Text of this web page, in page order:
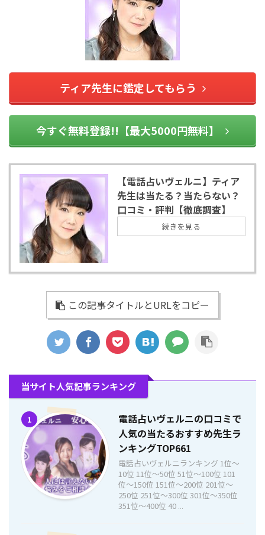
ティア先生に鑑定してもらう
今すぐ無料登録!!【最大5000円無料】
【電話占いヴェルニ】ティア
先生は当たる？当たらない？
口コミ・評判【徹底調査】
続きを見る
この記事タイトルとURLをコピー
当サイト人気記事ランキング
1
電話占いヴェルニの口コミで
人気の当たるおすすめ先生ラ
ンキングTOP661
電話占いヴェルニランキング 1位〜
10位 11位〜50位 51位〜100位 101
位〜150位 151位〜200位 201位〜
250位 251位〜300位 301位〜350位
351位〜400位 40 ...